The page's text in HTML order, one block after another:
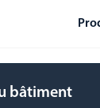
bâtiment